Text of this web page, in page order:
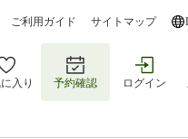
ご利用ガイド サイトマップ
入り 予約確認 ログイン